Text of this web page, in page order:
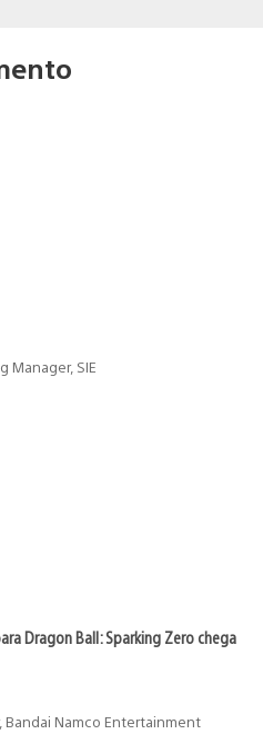
Manager, SIE
Dragon Ball: Sparking Zero chega
Namco Entertainment